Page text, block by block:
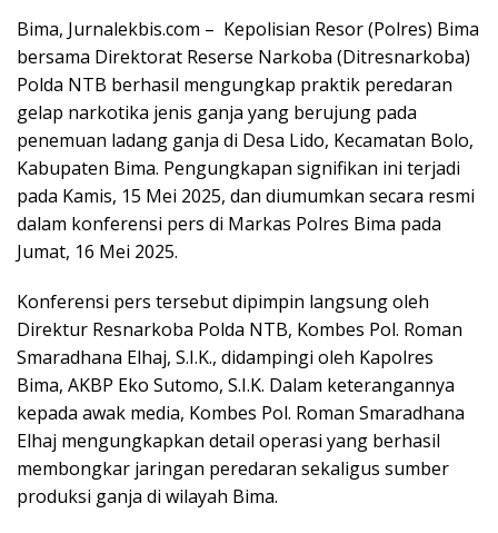
Bima, Jurnalekbis.com – Kepolisian Resor (Polres) Bima
bersama Direktorat Reserse Narkoba (Ditresnarkoba)
Polda NTB berhasil mengungkap praktik peredaran
gelap narkotika jenis ganja yang berujung pada
penemuan ladang ganja di Desa Lido, Kecamatan Bolo,
Kabupaten Bima. Pengungkapan signifikan ini terjadi
pada Kamis, 15 Mei 2025, dan diumumkan secara resmi
dalam konferensi pers di Markas Polres Bima pada
Jumat, 16 Mei 2025.
Konferensi pers tersebut dipimpin langsung oleh
Direktur Resnarkoba Polda NTB, Kombes Pol. Roman
Smaradhana Elhaj, S.I.K., didampingi oleh Kapolres
Bima, AKBP Eko Sutomo, S.I.K. Dalam keterangannya
kepada awak media, Kombes Pol. Roman Smaradhana
Elhaj mengungkapkan detail operasi yang berhasil
membongkar jaringan peredaran sekaligus sumber
produksi ganja di wilayah Bima.